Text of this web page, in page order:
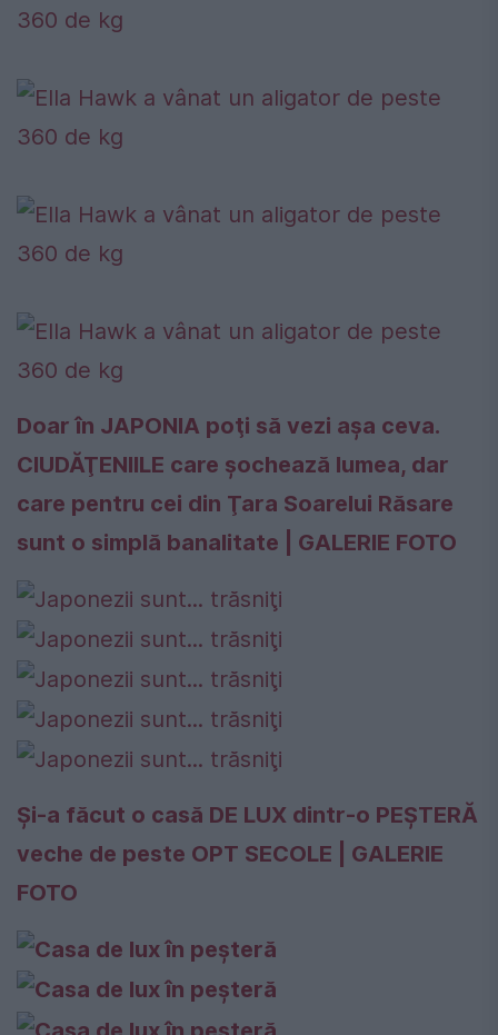
Doar în JAPONIA poţi să vezi aşa ceva.
CIUDĂŢENIILE care şochează lumea, dar
care pentru cei din Ţara Soarelui Răsare
sunt o simplă banalitate | GALERIE FOTO
Şi-a făcut o casă DE LUX dintr-o PEŞTERĂ
veche de peste OPT SECOLE | GALERIE
FOTO